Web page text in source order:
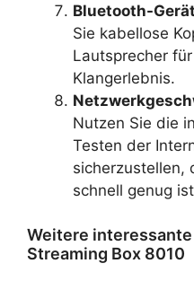
Bluetooth-
Sie kabellose
Lautsprecher
Klangerlebnis.
Nutzen Sie die
Testen der
sicherzustellen,
schnell genug
Weitere
Streaming Box 8010